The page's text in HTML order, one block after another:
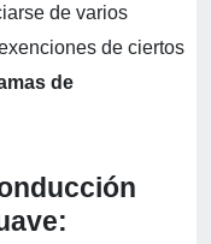
de varios
de ciertos
de